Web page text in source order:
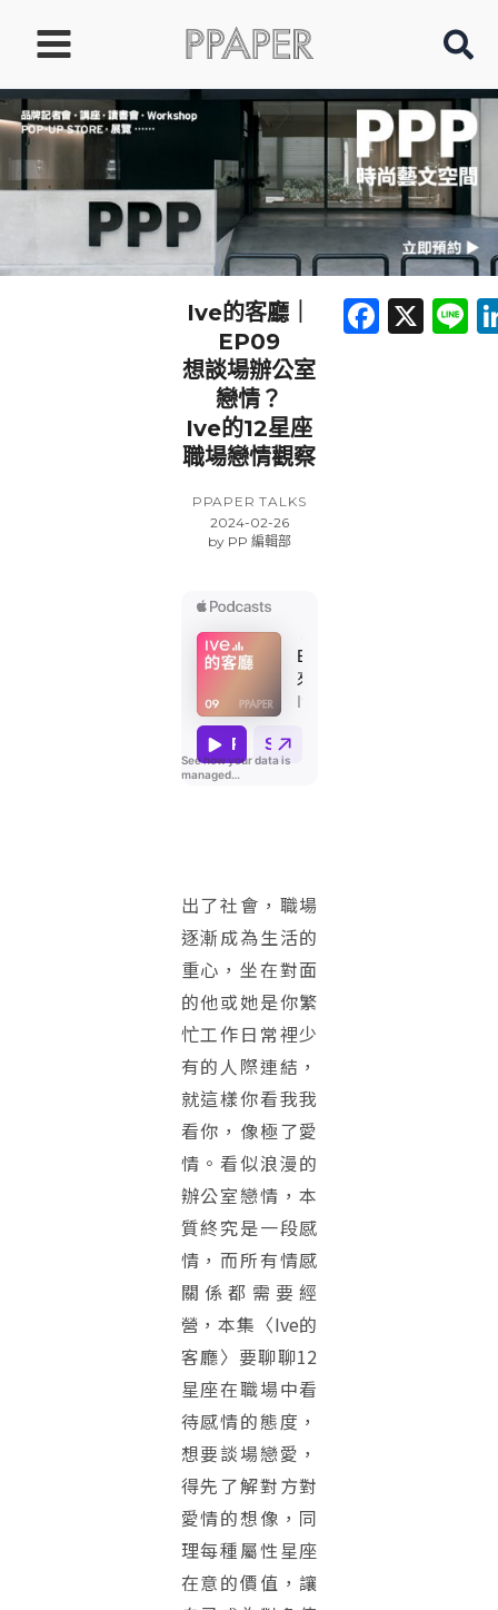
要
內
Ive的客廳｜
EP09
想談場辦公室
戀情？
Ive的12星座
職場戀情觀察
PPAPER TALKS
2024-02-26
byPP 編輯部
出了社會，職場
逐漸成為生活的
重心，坐在對面
的他或她是你繁
忙工作日常裡少
有的人際連結，
就這樣你看我我
看你，像極了愛
情。看似浪漫的
辦公室戀情，本
質終究是一段感
情，而所有情感
關係都需要經
營，本集〈Ive的
客廳〉要聊聊12
星座在職場中看
待感情的態度，
想要談場戀愛，
得先了解對方對
愛情的想像，同
理每種屬性星座
在意的價值，讓
X